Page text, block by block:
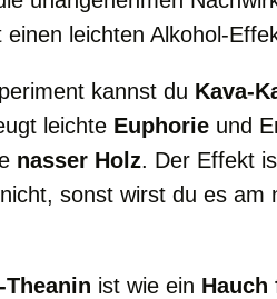
leichten Alkohol-
kannst du Kava-
leichte Euphorie und
nasser Holz. Der Effekt
sonst wirst du es am
Theanin ist wie ein